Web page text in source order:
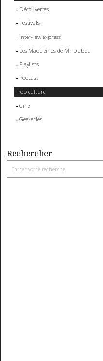
Découvertes
Festivals
Interview express
Les Madeleines de Mr Dubuc
Playlists
Podcast
Pop culture
Ciné
Geekeries
Rechercher